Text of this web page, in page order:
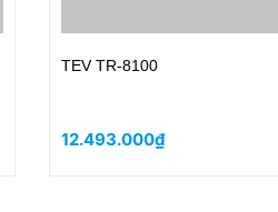
TEV TR-8100
12.493.000₫